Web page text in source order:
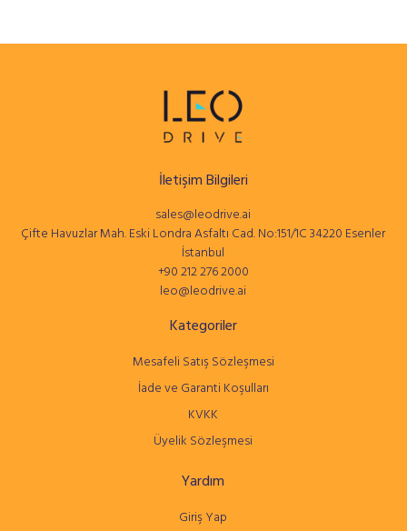
Kategoriler
Mesafeli Satış Sözleşmesi
İade ve Garanti Koşulları
KVKK
Üyelik Sözleşmesi
İletişim Bilgileri
sales@leodrive.ai
Çifte Havuzlar Mah. Eski Londra Asfaltı Cad. No:151/1C 34220 Esenler
İstanbul
+90 212 276 2000
leo@leodrive.ai
Yardım
Giriş Yap